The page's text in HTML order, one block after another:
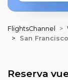
FlightsChannel
San
Reserva